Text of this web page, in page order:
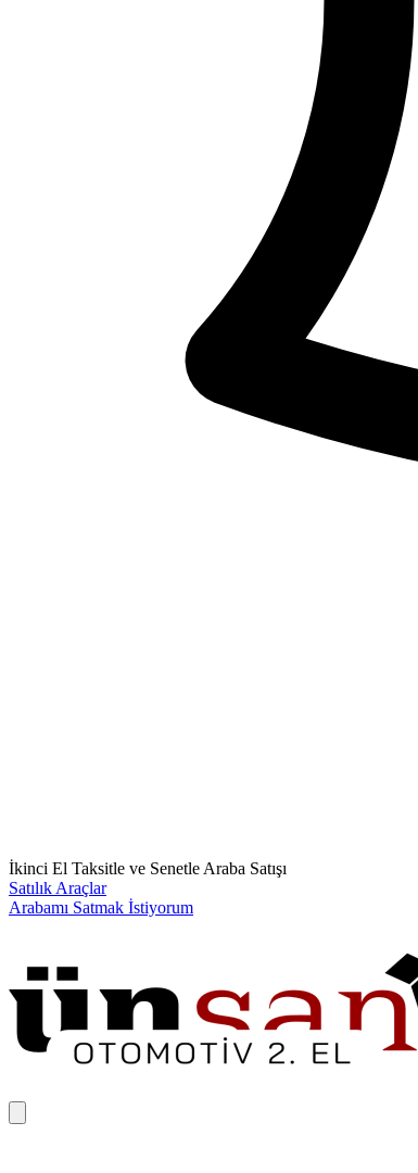
İkinci El Taksitle ve Senetle Araba Satışı
Satılık Araçlar
Arabamı Satmak İstiyorum